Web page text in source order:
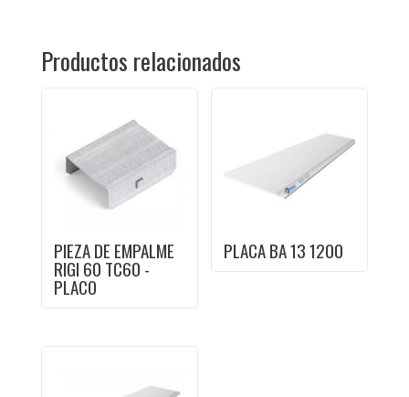
Productos relacionados
PIEZA DE EMPALME
RIGI 60 TC60 -
PLACO
PLACA BA 13 1200